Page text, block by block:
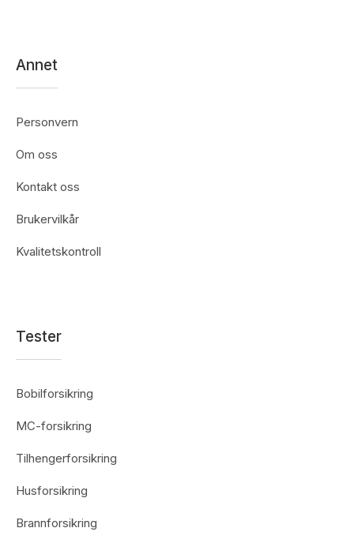
Annet
Personvern
Om oss
Kontakt oss
Brukervilkår
Kvalitetskontroll
Tester
Bobilforsikring
MC-forsikring
Tilhengerforsikring
Husforsikring
Brannforsikring